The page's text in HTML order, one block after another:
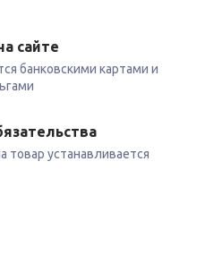
сайте
банковскими картами и
товар устанавливается